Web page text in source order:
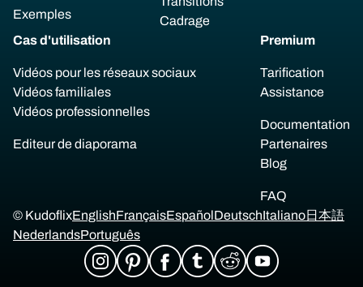
Exemples
Cadrage
Cas d'utilisation
Vidéos pour les réseaux sociaux
Vidéos familiales
Vidéos professionnelles
Editeur de diaporama
Premium
Tarification
Assistance
Documentation
Partenaires
Blog
FAQ
© KudoflixEnglishFrançaisEspañolDeutschItaliano日本語
NederlandsPortuguês